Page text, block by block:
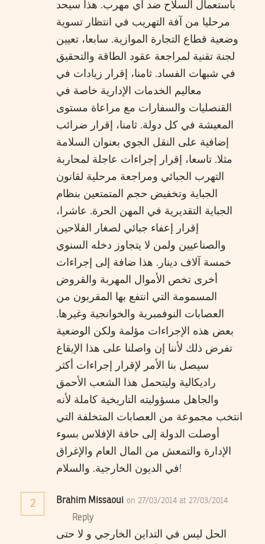
باستعمال السلاح ضد أي مهرب. هذا سيحد
مرحليا من آفة التهريب في انتظار تسوية
وضعية قطاع التجارة الموازية. سابعا، تعيين
لجنة تقنية لمراجعة عقود الطاقة والتحقيق
في شبهات الفساد. ثامنا، إقرار زيادات في
معاليم الخدمات الإدارية خاصة في
القنصليات والسفارات مع مراعاة مستوى
المعيشة في كل دولة. ثامنا، إقرار ضرائب
إضافية على النقل الجوي بعنوان السلامة
مثلا. تاسعا، إقرار إجراءات عاجلة لمحاربة
التهرب الجبائي ومراجعة مرحلية لقانون
الجباية وتخفيض حجم المتمتعين بنظام
الجباية التقديرية في المهن الحرة. عاشرا،
إقرار إعفاء جبائي لصغار الفلاحين
والصناعيين ولمن لا يتجاوز دخله السنوي
خمسة آلاف دينار. هذا ضافة إلى إجراءات
أخرى تخص الأموال المهربة والقروض
المسمومة التي انتفع بها المقربون من
العصابات النوفمبرية والخوانجية وغيرها.
بعض هذه الإجراءات مؤلمة ولكن الوضعية
تفرض ذلك لأننا إن واصلنا على هذا الإيقاع
سيصل بنا الأمر لإقرار إجراءات أكثر
راديكالية وليتحمل هذا الشعب الأحمق
والجاهل مسؤوليته التاريخية كاملة لأنه
انتخب مجموعة من العصابات المتخلفة التي
أوصلت الدولة إلى حافة الإفلاس بسوء
الإدارة والتمعش من المال العام والإغراق
في الديون الخارجية. والسلام!
2 Brahim Missaoui on 27/03/2014 at 27/03/2014
Reply
الحل ليس في التداين الخارجي و لا حتى